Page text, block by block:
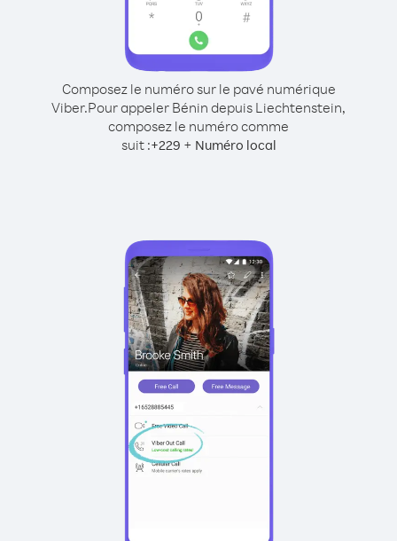
Composez le numéro sur le pavé numérique
Viber.Pour appeler Bénin depuis Liechtenstein,
composez le numéro comme
suit :+229 + Numéro local